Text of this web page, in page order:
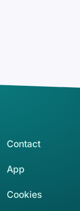
Contact
App
Cookies